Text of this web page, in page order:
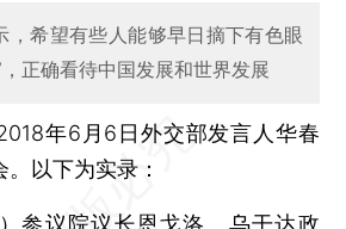
，希望有些人能够早日摘下有色眼
正确看待中国发展和世界发展
年6月6日外交部发言人华春
以下为实录：
议院议长恩戈洛、乌干达政